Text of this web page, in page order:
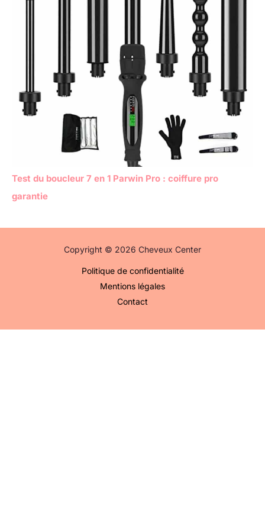
Test du boucleur 7 en 1 Parwin Pro : coiffure pro
garantie
Copyright © 2026 Cheveux Center
Politique de confidentialité
Mentions légales
Contact